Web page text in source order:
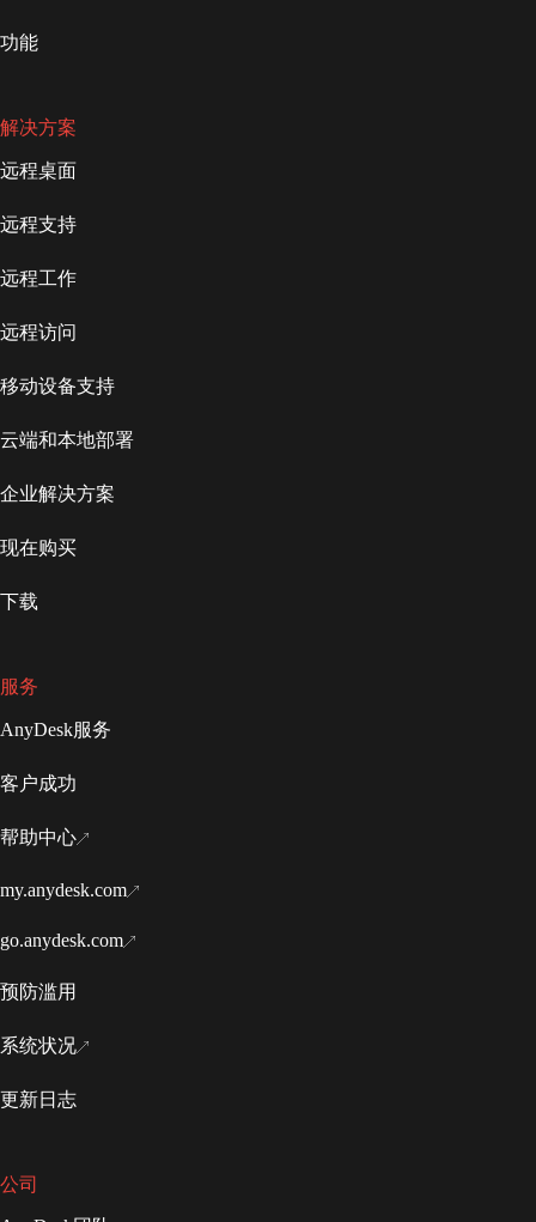
功能
解决方案
远程桌面
远程支持
远程工作
远程访问
移动设备支持
云端和本地部署
企业解决方案
现在购买
下载
服务
AnyDesk服务
客户成功
帮助中心
my.anydesk.com
go.anydesk.com
预防滥用
系统状况
更新日志
公司